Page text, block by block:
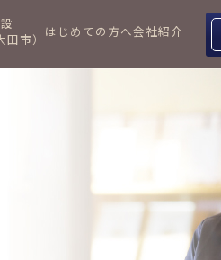
田市） はじめての方へ会社紹介
出雲
定休